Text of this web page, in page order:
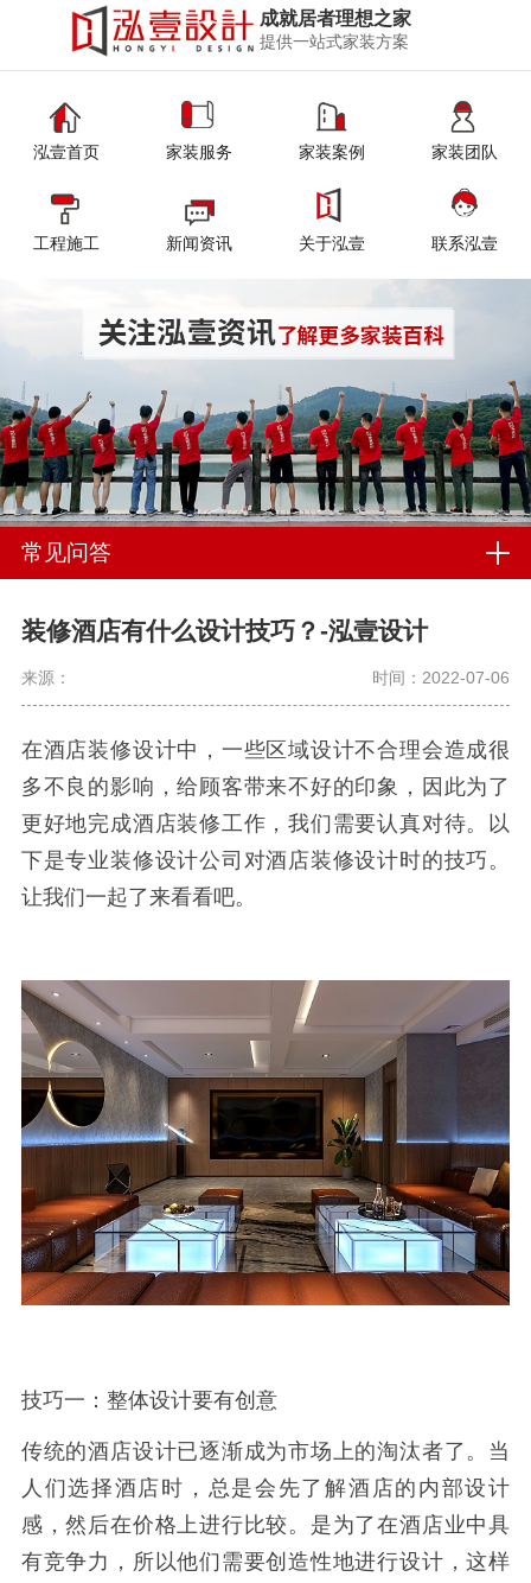
成就居者理想之家
提供一站式家装方案
泓壹首页 家装服务 家装案例 家装团队
工程施工 新闻资讯 关于泓壹 联系泓壹
常见问答
装修酒店有什么设计技巧？-泓壹设计
来源： 时间：2022-07-06
在酒店装修设计中，一些区域设计不合理会造成很
多不良的影响，给顾客带来不好的印象，因此为了
更好地完成酒店装修工作，我们需要认真对待。以
下是专业装修设计公司对酒店装修设计时的技巧。
让我们一起了来看看吧。
技巧一：整体设计要有创意
传统的酒店设计已逐渐成为市场上的淘汰者了。当
人们选择酒店时，总是会先了解酒店的内部设计
感，然后在价格上进行比较。是为了在酒店业中具
有竞争力，所以他们需要创造性地进行设计，这样